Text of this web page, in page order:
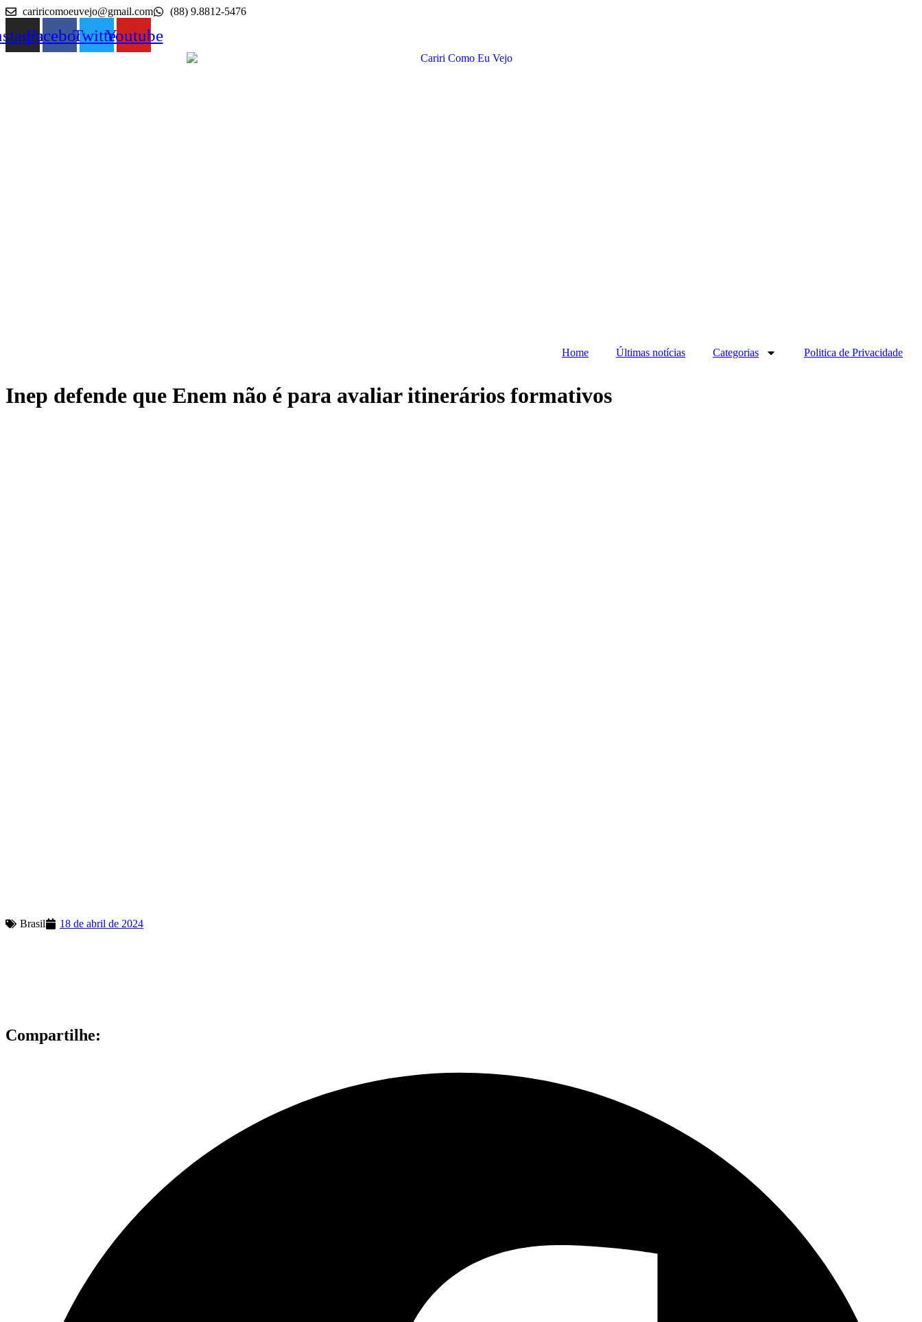
Ir
o
conteúdo
cariricomoeuvejo@gmail.com (88) 9.8812-5476
FacebookTwitterYoutube
Home Últimas notícias Categorias Politica de Privacidade
Inep defende que Enem não é para avaliar itinerários formativos
Brasil 18 de abril de 2024
Compartilhe: